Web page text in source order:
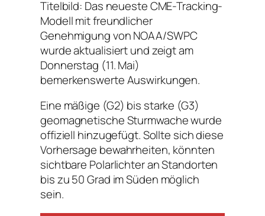
Titelbild: Das neueste CME-Tracking-
Modell mit freundlicher
Genehmigung von NOAA/SWPC
wurde aktualisiert und zeigt am
Donnerstag (11. Mai)
bemerkenswerte Auswirkungen.
Eine mäßige (G2) bis starke (G3)
geomagnetische Sturmwache wurde
offiziell hinzugefügt. Sollte sich diese
Vorhersage bewahrheiten, könnten
sichtbare Polarlichter an Standorten
bis zu 50 Grad im Süden möglich
sein.